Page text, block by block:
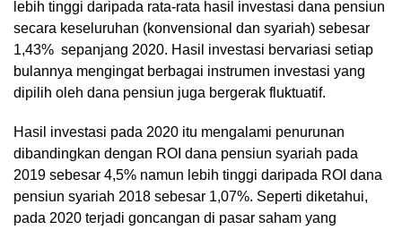
lebih tinggi daripada rata-rata hasil investasi dana pensiun
secara keseluruhan (konvensional dan syariah) sebesar
1,43% sepanjang 2020. Hasil investasi bervariasi setiap
bulannya mengingat berbagai instrumen investasi yang
dipilih oleh dana pensiun juga bergerak fluktuatif.
Hasil investasi pada 2020 itu mengalami penurunan
dibandingkan dengan ROI dana pensiun syariah pada
2019 sebesar 4,5% namun lebih tinggi daripada ROI dana
pensiun syariah 2018 sebesar 1,07%. Seperti diketahui,
pada 2020 terjadi goncangan di pasar saham yang